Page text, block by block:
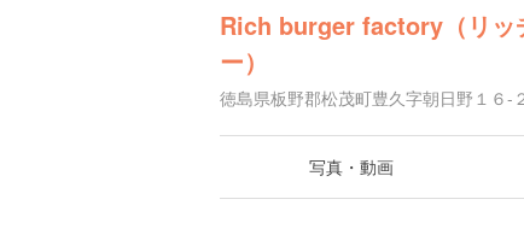
Rich burger factory（リッ
ー）
徳島県板野郡松茂町豊久字朝日野１６-
写真・動画